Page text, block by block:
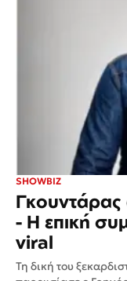
SHOWBIZ
- Η επική
viral
Τη δική του